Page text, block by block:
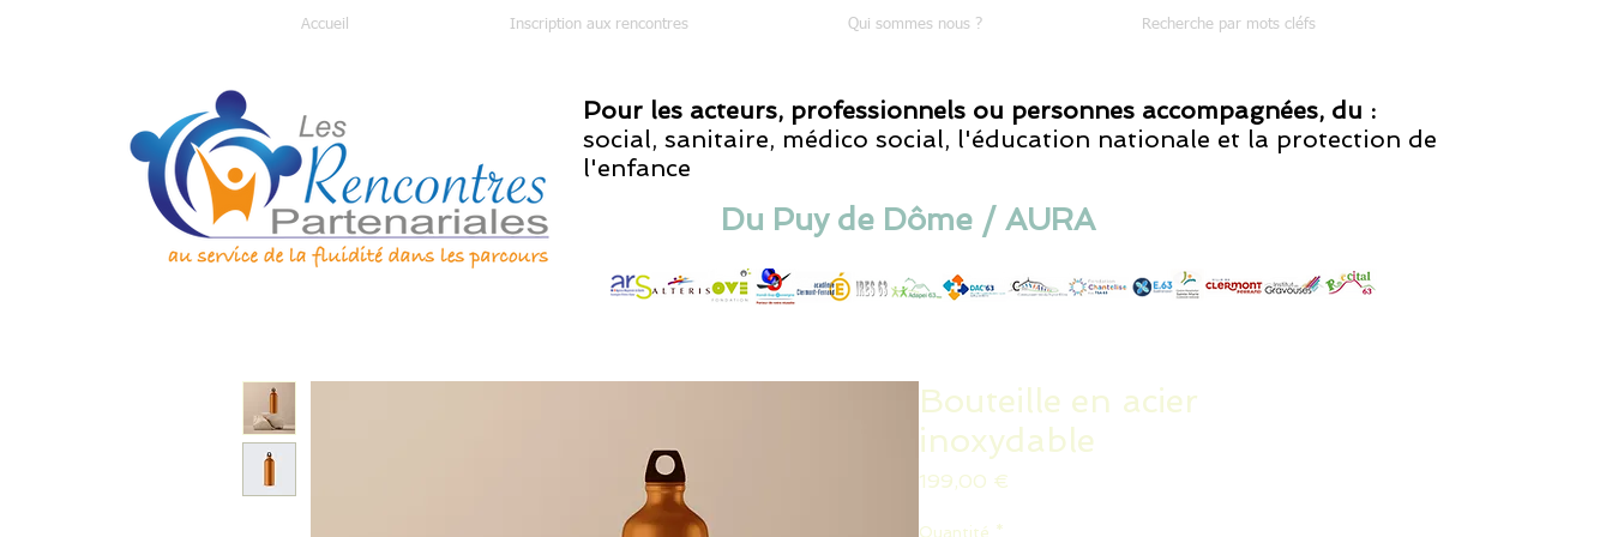
Accueil Inscription aux rencontres Qui sommes nous ? Recherche par mots cléfs
Pour les acteurs, professionnels ou personnes accompagnées, du :
social, sanitaire, médico social, l'éducation nationale et la protection de
l'enfance
Du Puy de Dôme / AURA
Bouteille en acier
inoxydable
199,00 €
Quantité *